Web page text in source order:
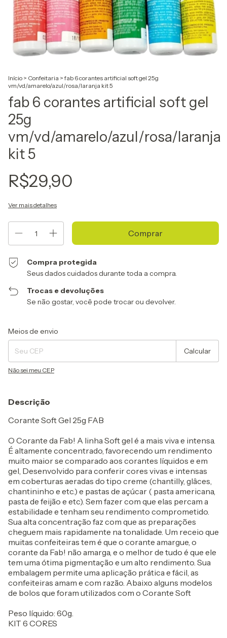
Início > Confeitaria > fab 6 corantes artificial soft gel 25g
vm/vd/amarelo/azul/rosa/laranja kit 5
fab 6 corantes artificial soft gel
25g
vm/vd/amarelo/azul/rosa/laranja
kit 5
R$29,90
Ver mais detalhes
Compra protegida
Seus dados cuidados durante toda a compra.
Trocas e devoluções
Se não gostar, você pode trocar ou devolver.
Entregas para o CEP:
Meios de envio
Calcular
Não sei meu CEP
Descrição
Corante Soft Gel 25g FAB
O Corante da Fab! A linha Soft gel é a mais viva e intensa.
É altamente concentrado, favorecendo um rendimento
muito maior se comparado aos corantes líquidos e em
gel, Desenvolvido para conferir cores vivas e intensas
em coberturas aeradas do tipo creme (chantilly, glâces,
chantininho e etc.) e pastas de açúcar ( pasta americana,
pasta de feijão e etc). Sem fazer com que elas percam a
estabilidade e tenham seu rendimento comprometido.
Sua alta concentração faz com que as preparações
cheguem mais rapidamente na tonalidade. Um receio que
muitas confeiteiras tem é que o corante amargue, o
corante da Fab! não amarga, e o melhor de tudo é que ele
tem uma ótima pigmentação e um alto rendimento. Sua
embalagem permite uma aplicação prática e fácil, as
confeiteiras amam e com razão. Abaixo alguns modelos
de bolos que foram utilizados com o Corante Soft
Peso líquido: 60g.
KIT 6 CORES